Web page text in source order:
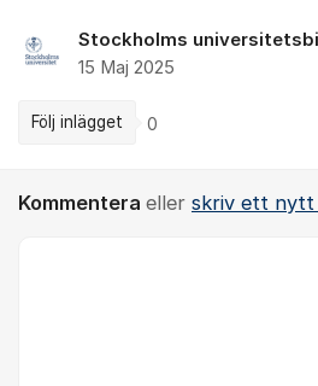
Stockholms
15 Maj 2025
Följ inlägget 0
Kommentera eller skriv ett nytt